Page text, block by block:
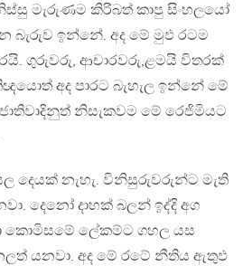
මැරුණම කිරිබත් කාපු සිංහලයෝ
බැරුව ඉන්නේ. අද මේ මුඵ රටම
ගුරුවරු, ආචාරවරු,ළමයි විතරක්
අද පාරට බැහැල ඉන්නේ මේ
නිසැකවම මේ රෙජිමියට
දෙයක් නැහැ. විනිසුරුවරුන්ට මැති
දෙනෝ දාහක් බලන් ඉද්දි අග
කොමිසමේ ලේකම්ට ගහල යස
යනවා. අද මේ රටේ නීතිය ඇතුඵ